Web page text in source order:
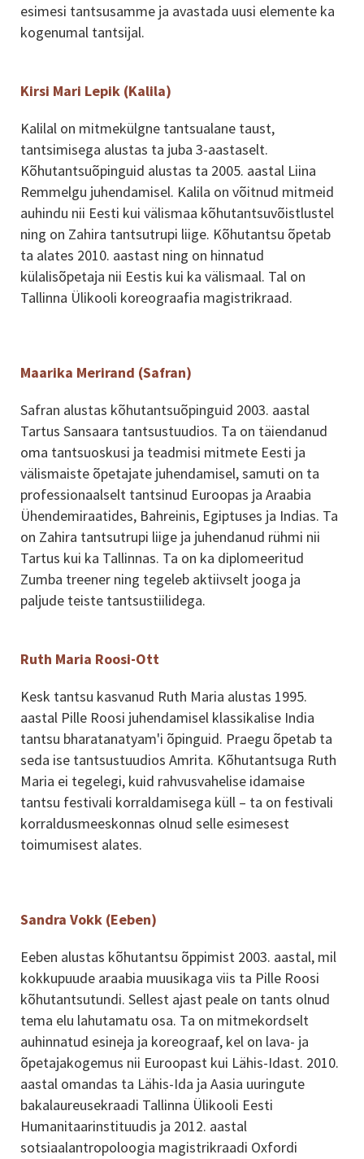
esimesi tantsusamme ja avastada uusi elemente ka
kogenumal tantsijal.
Kirsi Mari Lepik (Kalila)
Kalilal on mitmekülgne tantsualane taust,
tantsimisega alustas ta juba 3-aastaselt.
Kõhutantsuõpinguid alustas ta 2005. aastal Liina
Remmelgu juhendamisel. Kalila on võitnud mitmeid
auhindu nii Eesti kui välismaa kõhutantsuvõistlustel
ning on Zahira tantsutrupi liige. Kõhutantsu õpetab
ta alates 2010. aastast ning on hinnatud
külalisõpetaja nii Eestis kui ka välismaal. Tal on
Tallinna Ülikooli koreograafia magistrikraad.
Maarika Merirand (Safran)
Safran alustas kõhutantsuõpinguid 2003. aastal
Tartus Sansaara tantsustuudios. Ta on täiendanud
oma tantsuoskusi ja teadmisi mitmete Eesti ja
välismaiste õpetajate juhendamisel, samuti on ta
professionaalselt tantsinud Euroopas ja Araabia
Ühendemiraatides, Bahreinis, Egiptuses ja Indias. Ta
on Zahira tantsutrupi liige ja juhendanud rühmi nii
Tartus kui ka Tallinnas. Ta on ka diplomeeritud
Zumba treener ning tegeleb aktiivselt jooga ja
paljude teiste tantsustiilidega.
Ruth Maria Roosi-Ott
Kesk tantsu kasvanud Ruth Maria alustas 1995.
aastal Pille Roosi juhendamisel klassikalise India
tantsu bharatanatyam'i õpinguid. Praegu õpetab ta
seda ise tantsustuudios Amrita. Kõhutantsuga Ruth
Maria ei tegelegi, kuid rahvusvahelise idamaise
tantsu festivali korraldamisega küll – ta on festivali
korraldusmeeskonnas olnud selle esimesest
toimumisest alates.
Sandra Vokk (Eeben)
Eeben alustas kõhutantsu õppimist 2003. aastal, mil
kokkupuude araabia muusikaga viis ta Pille Roosi
kõhutantsutundi. Sellest ajast peale on tants olnud
tema elu lahutamatu osa. Ta on mitmekordselt
auhinnatud esineja ja koreograaf, kel on lava- ja
õpetajakogemus nii Euroopast kui Lähis-Idast. 2010.
aastal omandas ta Lähis-Ida ja Aasia uuringute
bakalaureusekraadi Tallinna Ülikooli Eesti
Humanitaarinstituudis ja 2012. aastal
sotsiaalantropoloogia magistrikraadi Oxfordi